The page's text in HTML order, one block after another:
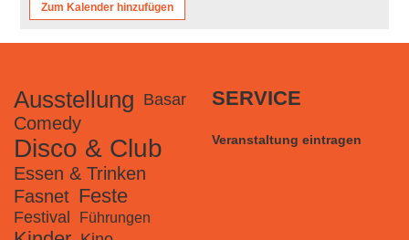
Zum Kalender hinzufügen
Ausstellung Basar
Comedy
Disco & Club
Essen & Trinken
Fasnet Feste
Festival Führungen
SERVICE
Veranstaltung eintragen